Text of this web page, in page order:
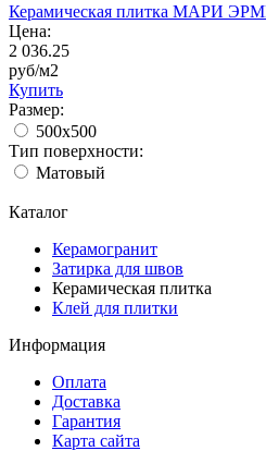
Керамическая плитка МАРИ
Цена:
2 036.25
руб/м2
Купить
Размер:
500x500
Тип поверхности:
Матовый
Каталог
Керамогранит
Затирка для швов
Керамическая плитка
Клей для плитки
Информация
Оплата
Доставка
Гарантия
Карта сайта